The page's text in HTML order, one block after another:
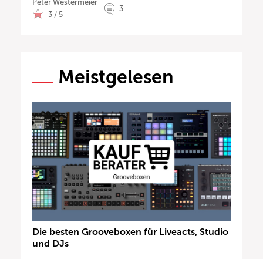
Peter Westermeier
3 / 5
3
Meistgelesen
Die besten Grooveboxen für Liveacts, Studio
und DJs